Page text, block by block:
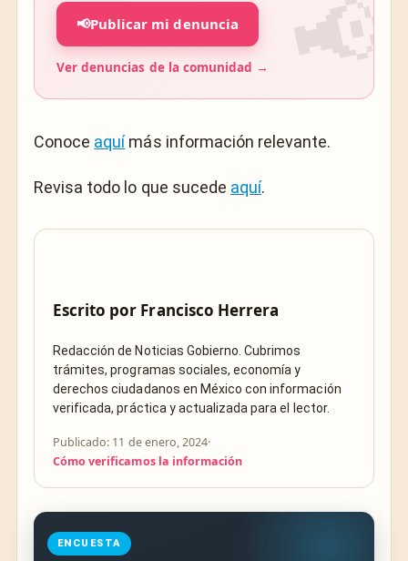
📢Publicar mi denuncia
Ver denuncias de la comunidad →
Conoce aquímás información relevante.
Revisa todo lo que sucede aquí.
Escrito por Francisco Herrera
Redacción de Noticias Gobierno. Cubrimos
trámites, programas sociales, economía y
derechos ciudadanos en México con información
verificada, práctica y actualizada para el lector.
Publicado: 11 de enero, 2024·
Cómo verificamos la información
ENCUESTA